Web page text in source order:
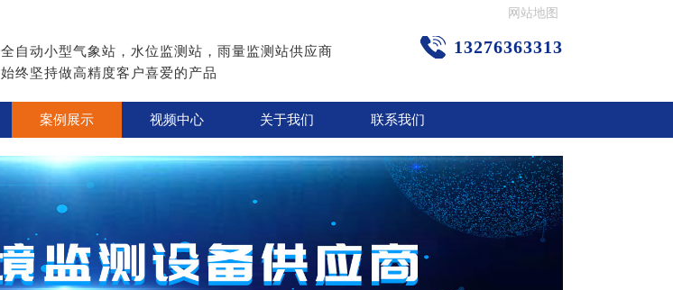
网站地图
全自动小型气象站，水位监测站，雨量监测站供应商
始终坚持做高精度客户喜爱的产品
13276363313
案例展示 视频中心 关于我们 联系我们